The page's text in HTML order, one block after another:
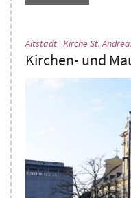
Altstadt | Kirche St.
Kirchen- und